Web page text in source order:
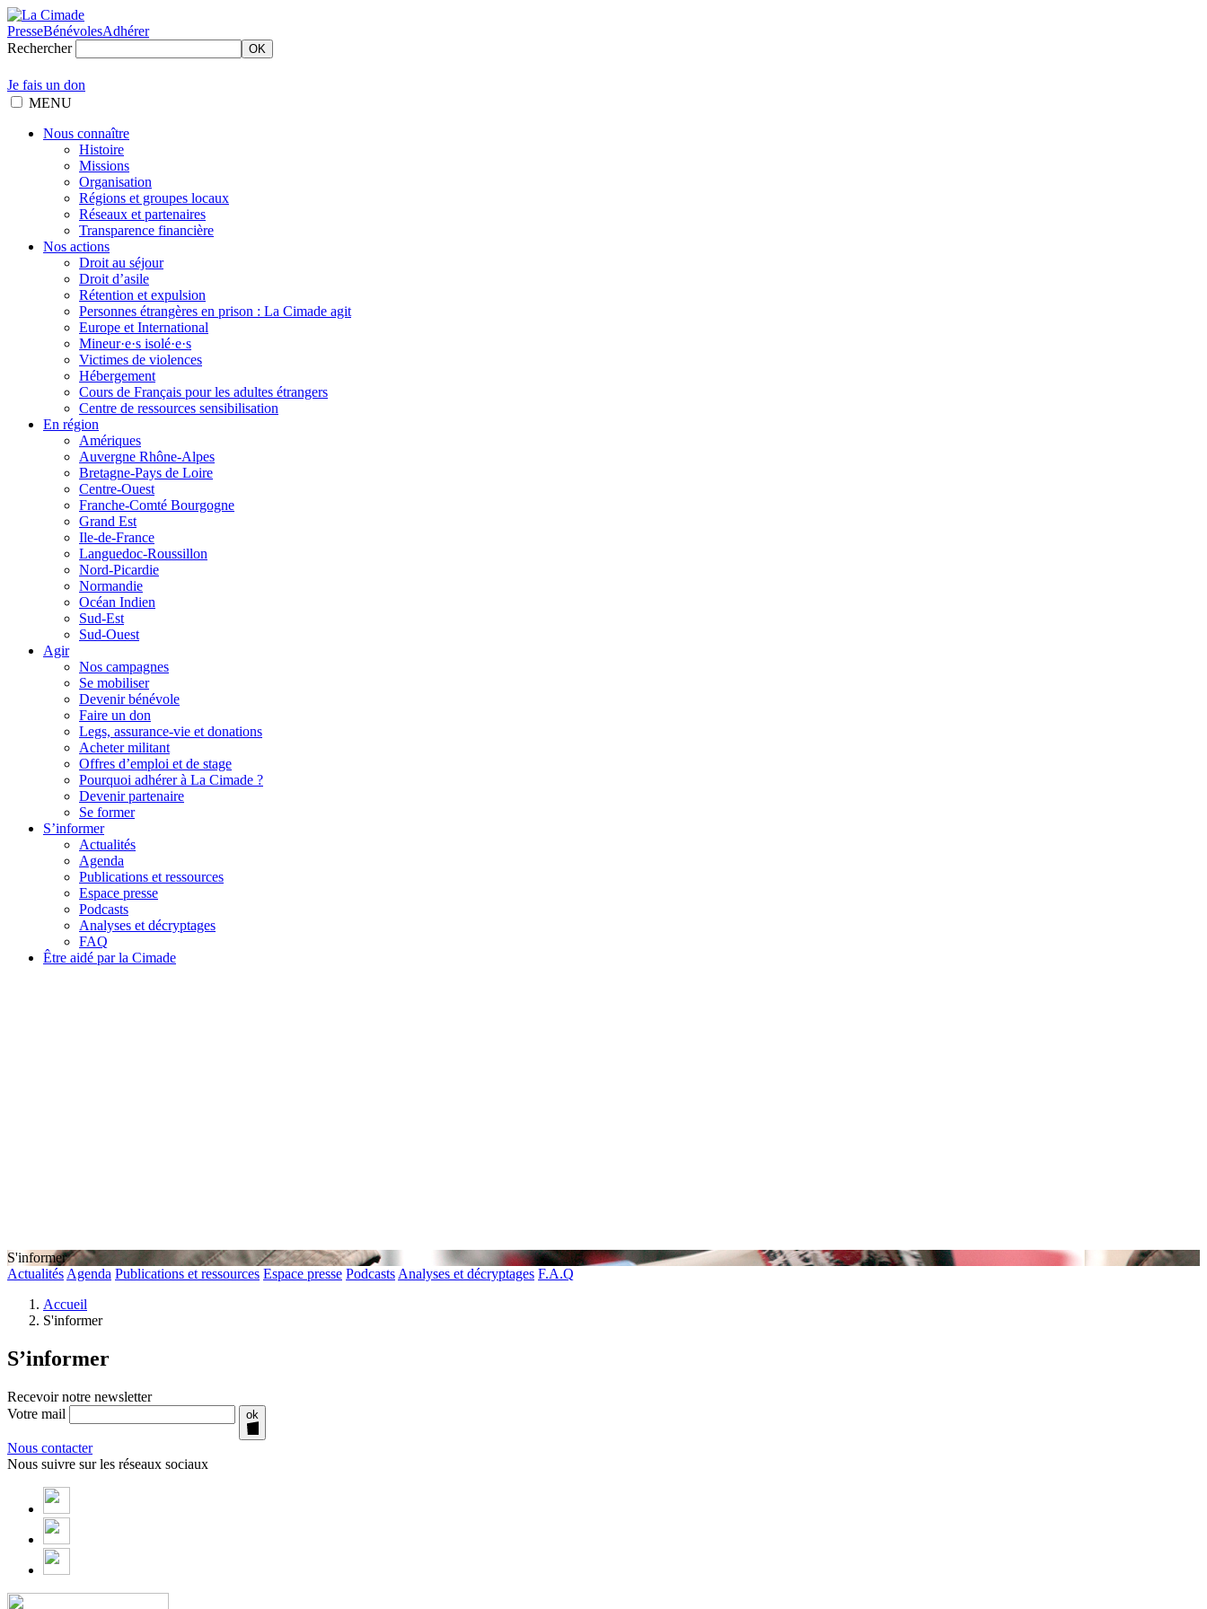
PresseBénévolesAdhérer
Rechercher
OK
Je fais un don
MENU
Nous connaître
Histoire
Missions
Organisation
Régions et groupes locaux
Réseaux et partenaires
Transparence financière
Nos actions
Droit au séjour
Droit d’asile
Rétention et expulsion
Personnes étrangères en prison : La Cimade agit
Europe et International
Mineur·e·s isolé·e·s
Victimes de violences
Hébergement
Cours de Français pour les adultes étrangers
Centre de ressources sensibilisation
En région
Amériques
Auvergne Rhône-Alpes
Bretagne-Pays de Loire
Centre-Ouest
Franche-Comté Bourgogne
Grand Est
Ile-de-France
Languedoc-Roussillon
Nord-Picardie
Normandie
Océan Indien
Sud-Est
Sud-Ouest
Agir
Nos campagnes
Se mobiliser
Devenir bénévole
Faire un don
Legs, assurance-vie et donations
Acheter militant
Offres d’emploi et de stage
Pourquoi adhérer à La Cimade ?
Devenir partenaire
Se former
S’informer
Actualités
Agenda
Publications et ressources
Espace presse
Podcasts
Analyses et décryptages
FAQ
Être aidé par la Cimade
S'informer
Actualités Agenda Publications et ressources Espace presse Podcasts Analyses et décryptages F.A.Q
Accueil
S'informer
S’informer
Recevoir notre newsletter
Votre mail
ok
Nous contacter
Nous suivre sur les réseaux sociaux